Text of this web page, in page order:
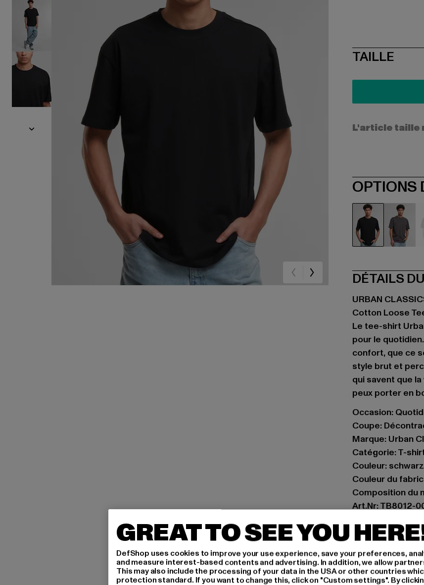
SIZE
TAILLE
L'article taille
OPTIONS
DÉTAILS
URBAN
Cotton Loose
Le tee-shirt
pour le
confort, que ce
style brut et
qui savent que
peux porter en
Occasion:
Coupe:
Marque: Urban
Catégorie: T-
Couleur: schwarz
Couleur du
Composition du
Art.Nr: TB8012-
Fabricant: TB
Dr.-Robert-
TAILLE
GREAT TO SEE YOU
DefShop uses cookies to improve your use experience, save your preferences,
and measure interest-based contents and advertising. In addition, we allow
This may also include the processing of your data in the USA or other countries
protection standard. If you want to change this, click on "Custom settings". By